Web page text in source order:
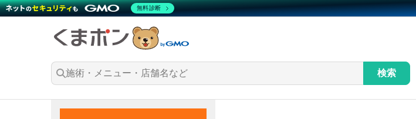
検索
無料診断